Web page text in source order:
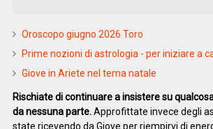
Oroscopo giugno 2026 Toro
Prime nozioni di astrologia - per iniziare a
Giove in Ariete nel tema natale
Rischiate di continuare a insistere su
da nessuna parte.Approfittate invece degli
state ricevendo da Giove per riempirvi di